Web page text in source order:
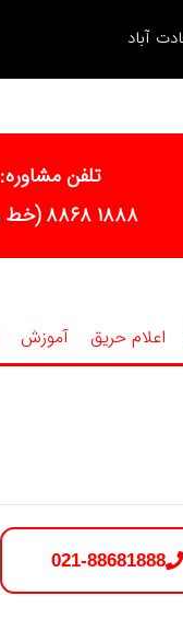
آباد
تلفن مشاوره:
١٨٨٨ ٨٨٦٨ (خط ویژه)
اعلام حریق آموزش
021-88681888